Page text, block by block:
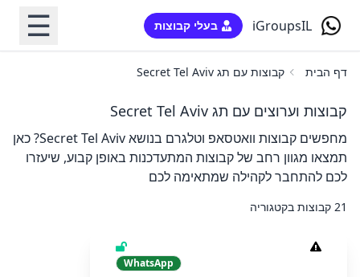
iGroupsIL בעלי קבוצות ☰
דף הבית קבוצות עם תג Secret Tel Aviv
קבוצות וערוצים עם תג Secret Tel Aviv
מחפשים קבוצות וואטסאפ וטלגרם בנושא Secret Tel Aviv? כאן
תמצאו מגוון רחב של קבוצות המתעדכנות באופן קבוע, שיעזרו
לכם להתחבר לקהילה שמתאימה לכם
21 קבוצות בקטגוריה
WhatsApp